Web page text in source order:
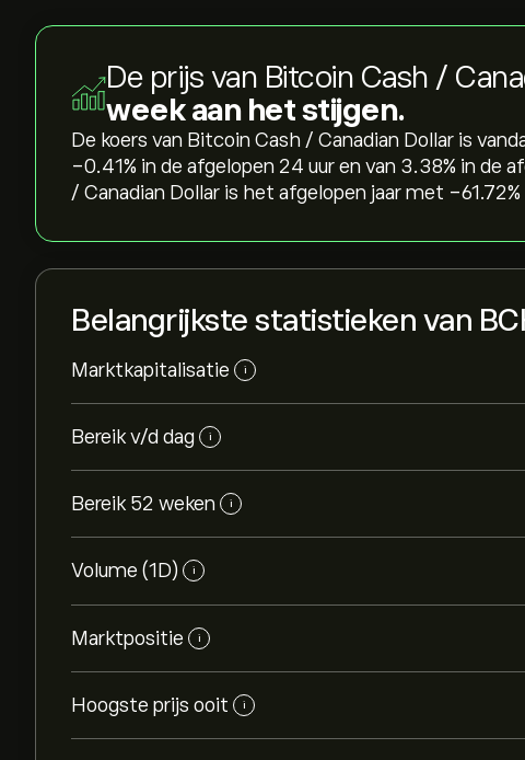
De prijs van Bitcoin Cash /
week aan het stijgen.
De koers van Bitcoin Cash / Canadian Dollar is
‎-0.41‎% in de afgelopen 24 uur en van ‎3.38‎% in de
/ Canadian Dollar is het afgelopen jaar met ‎-61.72‎%
Belangrijkste statistieken van
Marktkapitalisatie i
Bereik v/d dag i
Bereik 52 weken i
Volume (1D) i
Marktpositie i
Hoogste prijs ooit i